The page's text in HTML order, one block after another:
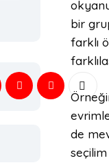
bir
farklı
de